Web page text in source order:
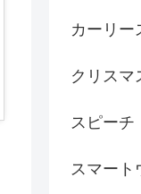
カーリー
クリスマ
スピーチ
スマート